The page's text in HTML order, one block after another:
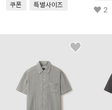
쿠폰 특별사이즈
2